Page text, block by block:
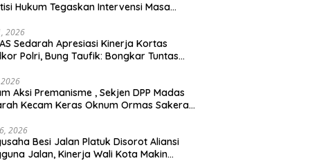
Hukum Tegaskan Intervensi Masa
2026
Sedarah Apresiasi Kinerja Kortas
Polri, Bung Taufik: Bongkar Tuntas
2026
Premanisme , Sekjen DPP Madas
Kecam Keras Oknum Ormas Sakera
2026
Besi Jalan Platuk Disorot Aliansi
Jalan, Kinerja Wali Kota Makin